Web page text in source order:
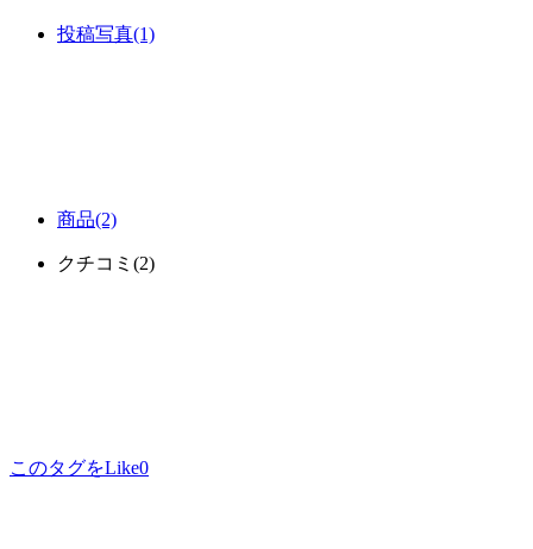
投稿写真(1)
商品(2)
クチコミ (2)
このタグをLike0